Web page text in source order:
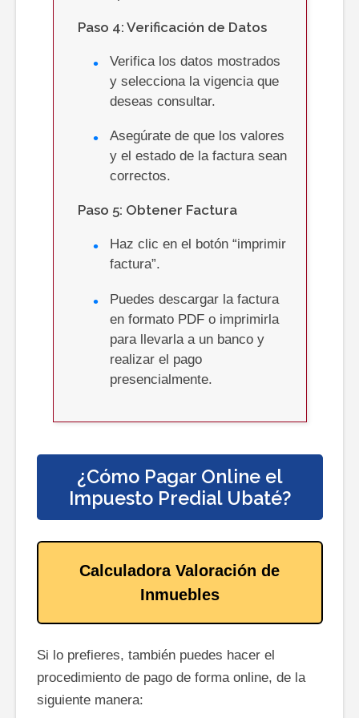
Paso 4: Verificación de Datos
Verifica los datos mostrados
y selecciona la vigencia que
deseas consultar.
Asegúrate de que los valores
y el estado de la factura sean
correctos.
Paso 5: Obtener Factura
Haz clic en el botón “imprimir
factura”.
Puedes descargar la factura
en formato PDF o imprimirla
para llevarla a un banco y
realizar el pago
presencialmente.
¿Cómo Pagar Online el
Impuesto Predial Ubaté?
Calculadora Valoración de
Inmuebles
Si lo prefieres, también puedes hacer el
procedimiento de pago de forma online, de la
siguiente manera: